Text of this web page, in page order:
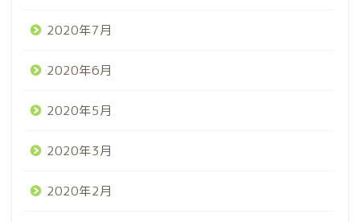
2020年7月
2020年6月
2020年5月
2020年3月
2020年2月